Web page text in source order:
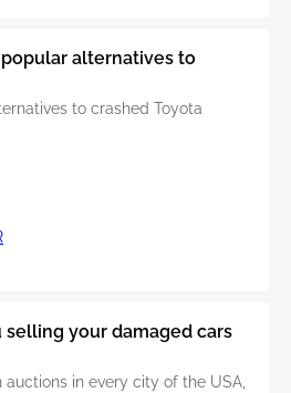
alternatives to
to crashed Toyota
your damaged cars
in every city of the USA,